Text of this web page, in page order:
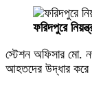
ফরিদপুরে
স্টেশন অফিসার মো.
আহতদের উদ্ধার করে